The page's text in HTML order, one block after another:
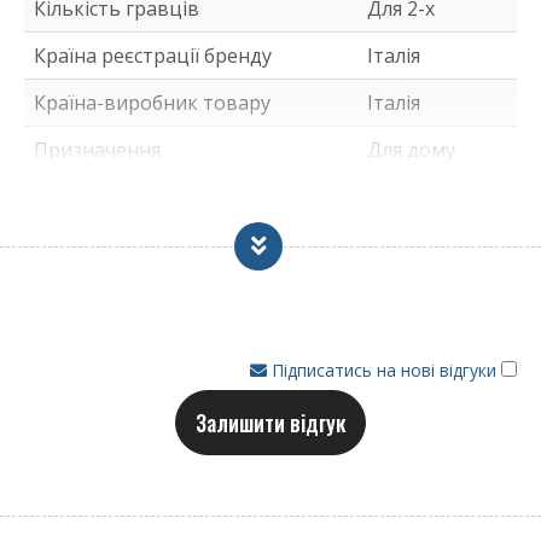
Друковані білі лінії на зеленому тлі
відтворюють футбольне поле
Похилі ніжки виготовлені з тонко лакованого
бука з великою товщиною (4см = 1+1/2
дюйма) для оптимальної стійкості столу на
для рівного ігрового поля. Вирівнювачі
можна встановити вручну, без необхідності
Штанги закріплені на сталевих підшипниках
із гумовими відбійниками
Професійні пластикові ручки з дерев'яними
Кількість гравців
Для 2-х
Країна реєстрації бренду
Італія
Країна-виробник товару
Італія
Призначення
Для дому
Підписатись на нові відгуки
Залишити відгук